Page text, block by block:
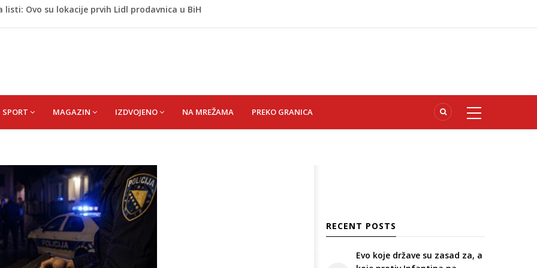
protiv Infantina na izborima: Srbija i Hrvatska se
sinu"
Arabija već mjesec nije izvezla naftu u SAD
listi: Ovo su lokacije prvih Lidl prodavnica u BiH
SPORT MAGAZIN IZDVOJENO NA MREŽAMA PREKO GRANICA
RECENT POSTS
Evo koje države su zasad za, a